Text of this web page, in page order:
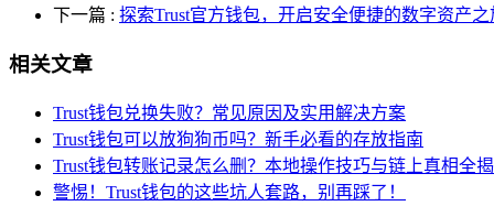
下一篇 : 探索Trust官方钱包，开启安全便捷的数字资产之
相关文章
Trust钱包兑换失败？常见原因及实用解决方案
Trust钱包可以放狗狗币吗？新手必看的存放指南
Trust钱包转账记录怎么删？本地操作技巧与链上真相全
警惕！Trust钱包的这些坑人套路，别再踩了！